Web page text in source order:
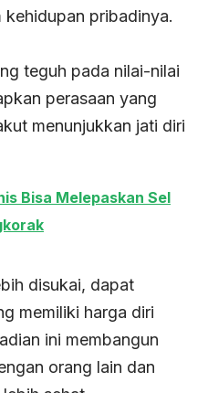
kehidupan pribadinya.
teguh pada nilai-nilai
perasaan yang
menunjukkan jati diri
Bisa Melepaskan Sel
disukai, dapat
memiliki harga diri
ini membangun
orang lain dan